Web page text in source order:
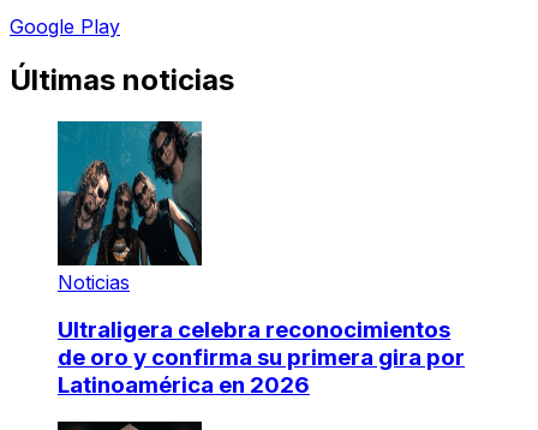
Google Play
Últimas noticias
Noticias
Ultraligera celebra reconocimientos
de oro y confirma su primera gira por
Latinoamérica en 2026